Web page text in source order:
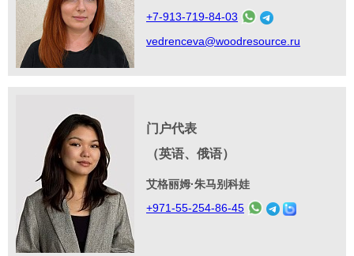
+7-913-719-84-03
vedrenceva@woodresource.ru
门户代表
（英语、俄语）
艾格丽姆·朱马别科娃
+971-55-254-86-45